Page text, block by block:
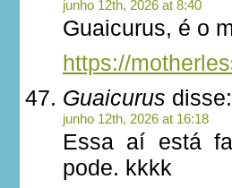
junho 12th, 2026 at 8:40
Guaicurus, é o
https://
Guaicurus disse:
junho 12th, 2026 at 16:18
Essa aí está
pode. kkkk